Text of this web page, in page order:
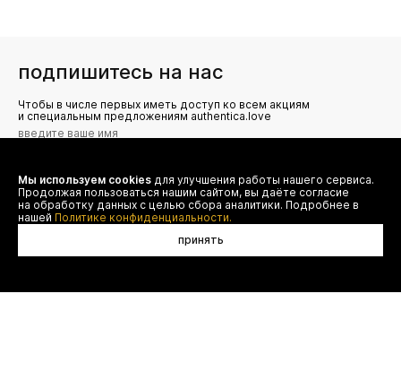
подпишитесь на нас
Чтобы в числе первых иметь доступ ко всем акциям
и специальным предложениям authentica.love
Я даю согласие на сбор, обработку и хранение моих
персональных данных (имя, email, телефон) для получения
рекламных и информационных рассылок от ООО 'БТ
Юнайтед', а также ознакомлен(а) с
Политикой конфиденциальности
Мы используем cookies для улучшения работы нашего сервиса.
Продолжая пользоваться нашим сайтом, вы даёте согласие
на обработку данных с целью сбора аналитики. Подробнее в
нашей Политике конфиденциальности.
принять